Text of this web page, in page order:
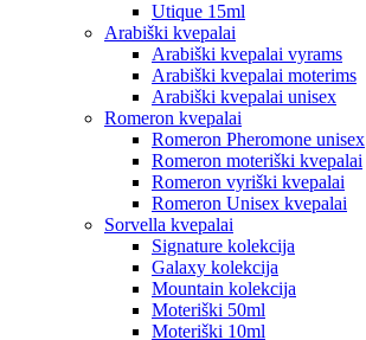
Utique 15ml
Arabiški kvepalai
Arabiški kvepalai vyrams
Arabiški kvepalai moterims
Arabiški kvepalai unisex
Romeron kvepalai
Romeron Pheromone unisex
Romeron moteriški kvepalai
Romeron vyriški kvepalai
Romeron Unisex kvepalai
Sorvella kvepalai
Signature kolekcija
Galaxy kolekcija
Mountain kolekcija
Moteriški 50ml
Moteriški 10ml